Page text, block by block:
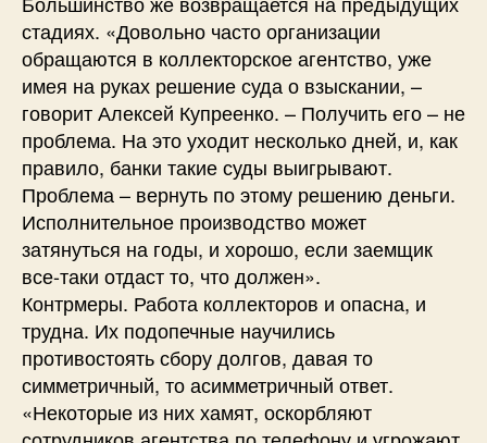
стадиях. «Довольно часто организации
обращаются в коллекторское агентство, уже
имея на руках решение суда о взыскании, –
говорит Алексей Купреенко. – Получить его – не
проблема. На это уходит несколько дней, и, как
правило, банки такие суды выигрывают.
Проблема – вернуть по этому решению деньги.
Исполнительное производство может
затянуться на годы, и хорошо, если заемщик
все-таки отдаст то, что должен».
Контрмеры. Работа коллекторов и опасна, и
трудна. Их подопечные научились
противостоять сбору долгов, давая то
симметричный, то асимметричный ответ.
«Некоторые из них хамят, оскорбляют